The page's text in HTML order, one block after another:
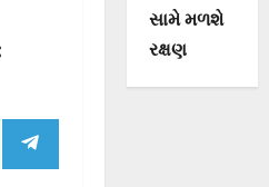
સામે મળશે
રક્ષણ